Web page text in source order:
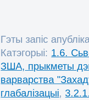
Гэты запіс
Катэгорыі: 1.6.
ЗША, прыкметы
варварства
глабалізацыі,